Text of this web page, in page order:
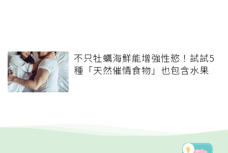
不只牡蠣海鮮能增強性慾！試試5
種「天然催情食物」也包含水果